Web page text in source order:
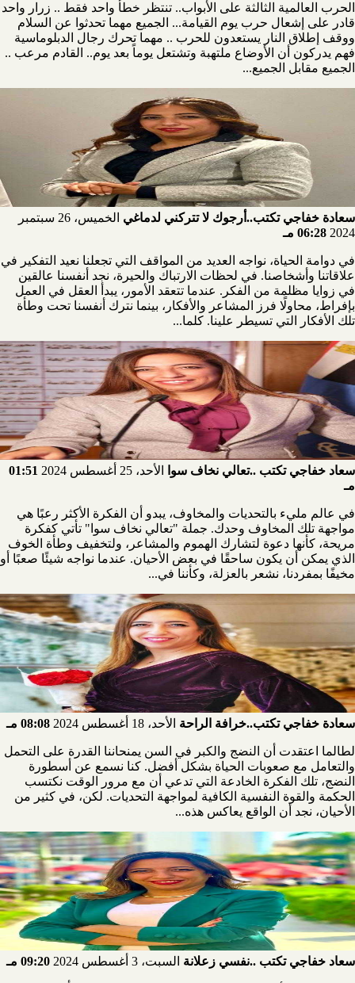
الحرب العالمية الثالثة على الأبواب.. تنتظر خطأ واحد فقط .. زرار واحد
قادر على إشعال حرب يوم القيامة... الجميع مهما تحدثوا عن السلام
ووقف إطلاق النار يستعدون للحرب .. مهما تحرك رجال الدبلوماسية
فهم يدركون أن الأوضاع ملتهبة وتشتعل يوماً بعد يوم.. القادم مرعب ..
الجميع مقابل الجميع...
سعادة خفاجي تكتب..أرجوك لا تتركني لدماغي
الخميس، 26 سبتمبر
2024 06:28 مـ
في دوامة الحياة، نواجه العديد من المواقف التي تجعلنا نعيد التفكير في
علاقاتنا وأشخاصنا. في لحظات الارتباك والحيرة، نجد أنفسنا عالقين
في زوايا مظلمة من الفكر. عندما تتعقد الأمور، يبدأ العقل في العمل
بإفراط، محاولًا فرز المشاعر والأفكار، بينما نترك أنفسنا تحت وطأة
تلك الأفكار التي تسيطر علينا. كلما...
سعاد خفاجي تكتب ..تعالي نخاف سوا الأحد، 25 أغسطس 2024
01:51
مـ
في عالم مليء بالتحديات والمخاوف، يبدو أن الفكرة الأكثر رعبًا هي
مواجهة تلك المخاوف وحدك. جملة "تعالي نخاف سوا" تأتي كفكرة
مريحة، كأنها دعوة لتشارك الهموم والمشاعر، ولتخفيف وطأة الخوف
الذي يمكن أن يكون ساحقًا في بعض الأحيان. عندما نواجه شيئًا صعبًا أو
مخيفًا بمفردنا، نشعر بالعزلة، وكأننا في...
سعادة خفاجي تكتب..خرافة الراحة الأحد، 18 أغسطس 2024 08:08 مـ
لطالما اعتقدت أن النضج والكبر في السن يمنحاننا القدرة على التحمل
والتعامل مع صعوبات الحياة بشكل أفضل. كنا نسمع عن أسطورة
النضج، تلك الفكرة الخادعة التي تدعي أن مع مرور الوقت نكتسب
الحكمة والقوة النفسية الكافية لمواجهة التحديات. لكن، في كثير من
الأحيان، نجد أن الواقع يعاكس هذه...
سعاد خفاجي تكتب ..نفسي زعلانة السبت، 3 أغسطس 2024 09:20 مـ